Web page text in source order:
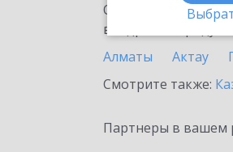
Ознакомьтесь с
внедрение продукта.
Алматы
Актау
Смотрите также:
Партнеры в вашем